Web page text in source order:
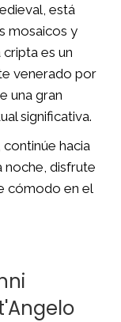
está
mosaicos y
es un
venerado por
una gran
significativa.
continúe hacia
noche, disfrute
cómodo en el